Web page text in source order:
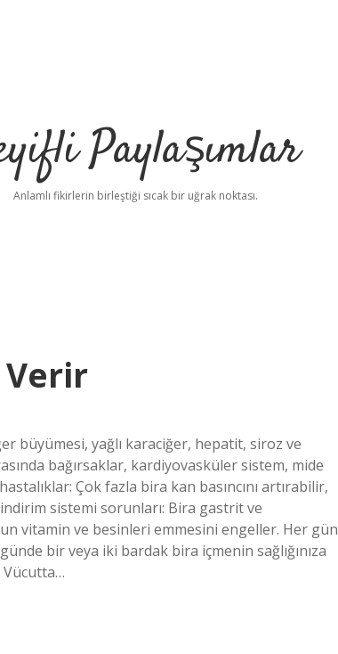
Paylaşımlar
Anlamlı fikirlerin birleştiği sıcak bir uğrak noktası.
Verir
büyümesi, yağlı karaciğer, hepatit, siroz ve
bağırsaklar, kardiyovasküler sistem, mide
Çok fazla bira kan basıncını artırabilir,
sistemi sorunları: Bira gastrit ve
vitamin ve besinleri emmesini engeller. Her gün
bir veya iki bardak bira içmenin sağlığınıza
Vücutta…